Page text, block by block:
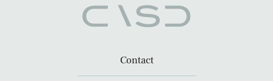
Contact